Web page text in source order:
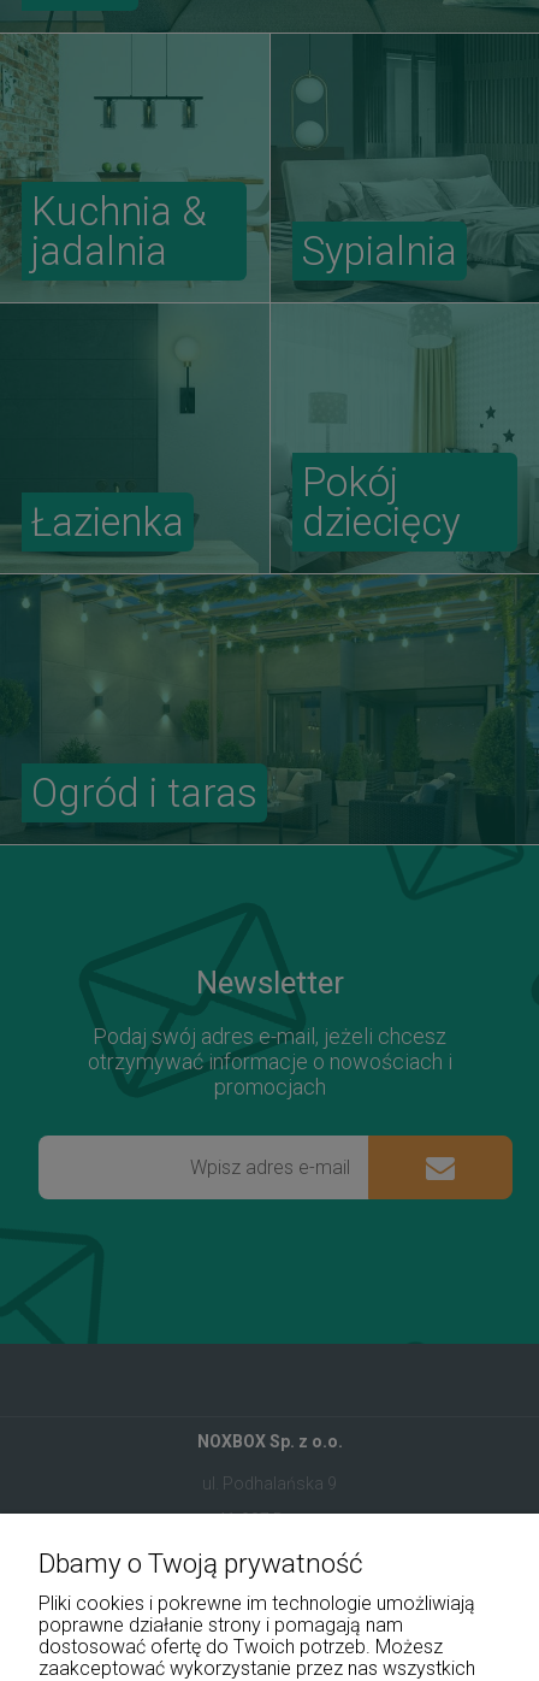
Kuchnia &
jadalnia
Sypialnia
Ogród i taras
Łazienka
Pokój
dziecięcy
Newsletter
Podaj swój adres e-mail, jeżeli chcesz
otrzymywać informacje o nowościach i
promocjach
NOXBOX Sp. z o.o.
ul. Podhalańska 9
41-907 Bytom
+48 534 555 344
sklep@noxbox.pl
Dbamy o Twoją prywatność
Pliki cookies i pokrewne im technologie umożliwiają
poprawne działanie strony i pomagają nam
dostosować ofertę do Twoich potrzeb. Możesz
zaakceptować wykorzystanie przez nas wszystkich